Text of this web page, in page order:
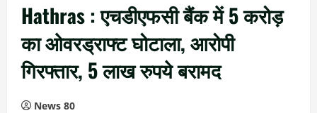
Hathras : एचडीएफसी बैंक में 5 करोड़
का ओवरड्राफ्ट घोटाला, आरोपी
गिरफ्तार, 5 लाख रुपये बरामद
News 80